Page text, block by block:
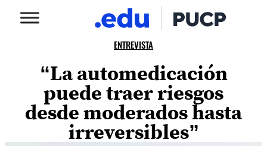
ENTREVISTA
“La automedicación
puede traer riesgos
desde moderados hasta
irreversibles”